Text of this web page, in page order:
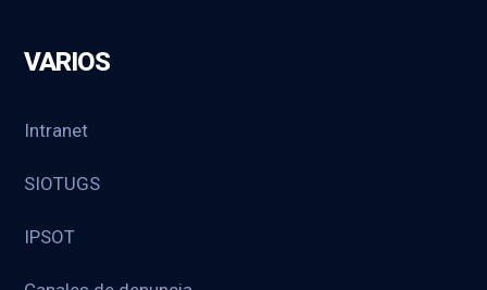
VARIOS
Intranet
SIOTUGS
IPSOT